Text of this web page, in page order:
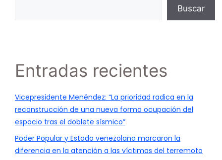
Buscar
Entradas recientes
Vicepresidente Menéndez: “La prioridad radica en la
reconstrucción de una nueva forma ocupación del
espacio tras el doblete sísmico”
Poder Popular y Estado venezolano marcaron la
diferencia en la atención a las víctimas del terremoto